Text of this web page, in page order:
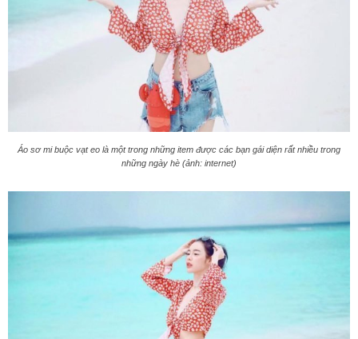
Áo sơ mi buộc vạt eo là một trong những item được các bạn gái diện rất nhiều trong
những ngày hè (ảnh: internet)